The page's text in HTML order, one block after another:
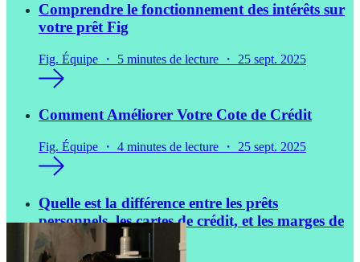
Comprendre le fonctionnement des intérêts sur
votre prêt Fig
Fig. Équipe ・ 5 minutes de lecture ・ 25 sept. 2025
Comment Améliorer Votre Cote de Crédit
Fig. Équipe ・ 4 minutes de lecture ・ 25 sept. 2025
Quelle est la différence entre les prêts
personnels, les cartes de crédit, et les marges de
crédit ?